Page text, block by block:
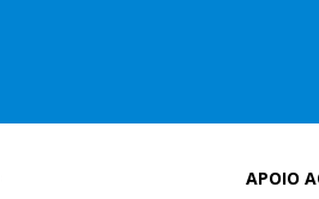
APOIO